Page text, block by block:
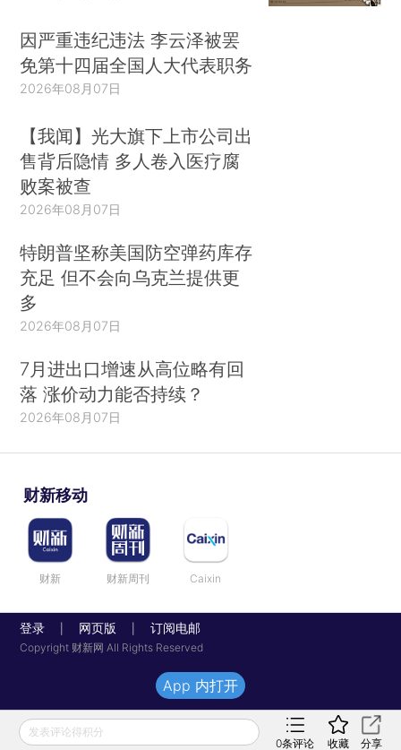
因严重违纪违法 李云泽被罢
免第十四届全国人大代表职务
2026年08月07日
【我闻】光大旗下上市公司出
售背后隐情 多人卷入医疗腐
败案被查
2026年08月07日
特朗普坚称美国防空弹药库存
充足 但不会向乌克兰提供更
多
2026年08月07日
7月进出口增速从高位略有回
落 涨价动力能否持续？
2026年08月07日
财新移动
财新 财新周刊 Caixin
登录 网页版 订阅电邮
Copyright 财新网 All Rights Reserved
发表评论得积分
0条评论 收藏 分享
App 内打开